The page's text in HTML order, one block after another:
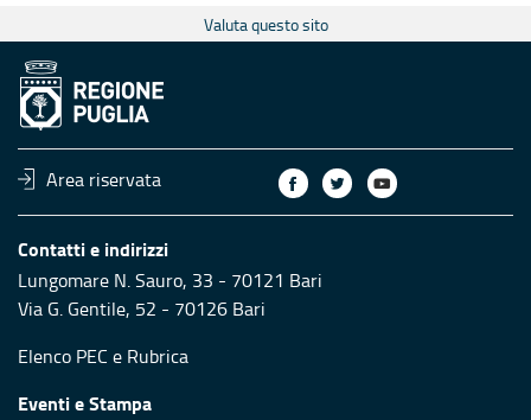
Valuta questo sito
Area riservata
Contatti e indirizzi
Lungomare N. Sauro, 33 - 70121 Bari
Via G. Gentile, 52 - 70126 Bari
Elenco PEC e Rubrica
Eventi e Stampa